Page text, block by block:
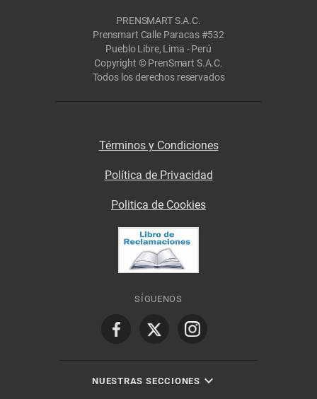
PRENSMART S.A.C.
Prensmart Calle Paracas #532
Pueblo Libre, Lima - Perú
Copyright © PrenSmart S.A.C.
Todos los derechos reservados
Términos y Condiciones
Política de Privacidad
Politica de Cookies
SÍGUENOS
NUESTRAS SECCIONES